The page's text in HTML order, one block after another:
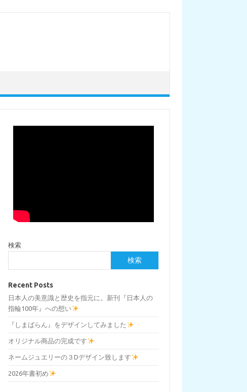
検索
検索
Recent Posts
日本人の美意識と歴史を指元に。新刊『日本人の
指輪100年』への想い
『しまばらん』をデザインしてみました
オリジナル商品の完成です
ネームジュエリーの３Dデザイン致します
2026年書初め